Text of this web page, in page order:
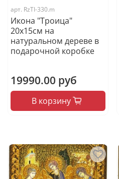
арт. RzTI-330.m
Икона "Троица"
20х15см на
натуральном дереве в
подарочной коробке
19990.00 руб
В корзину